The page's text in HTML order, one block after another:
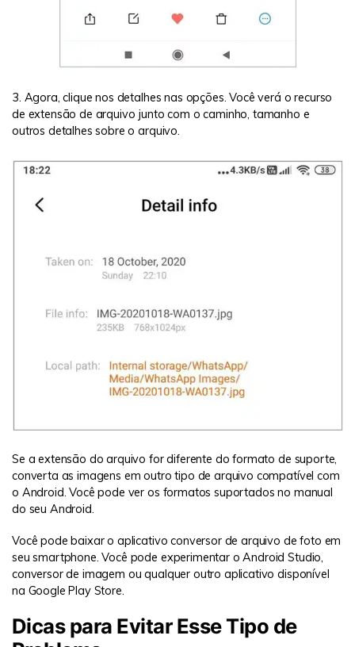
3. Agora, clique nos detalhes nas opções. Você verá o recurso
de extensão de arquivo junto com o caminho, tamanho e
outros detalhes sobre o arquivo.
Se a extensão do arquivo for diferente do formato de suporte,
converta as imagens em outro tipo de arquivo compatível com
o Android. Você pode ver os formatos suportados no manual
do seu Android.
Você pode baixar o aplicativo conversor de arquivo de foto em
seu smartphone. Você pode experimentar o Android Studio,
conversor de imagem ou qualquer outro aplicativo disponível
na Google Play Store.
Dicas para Evitar Esse Tipo de